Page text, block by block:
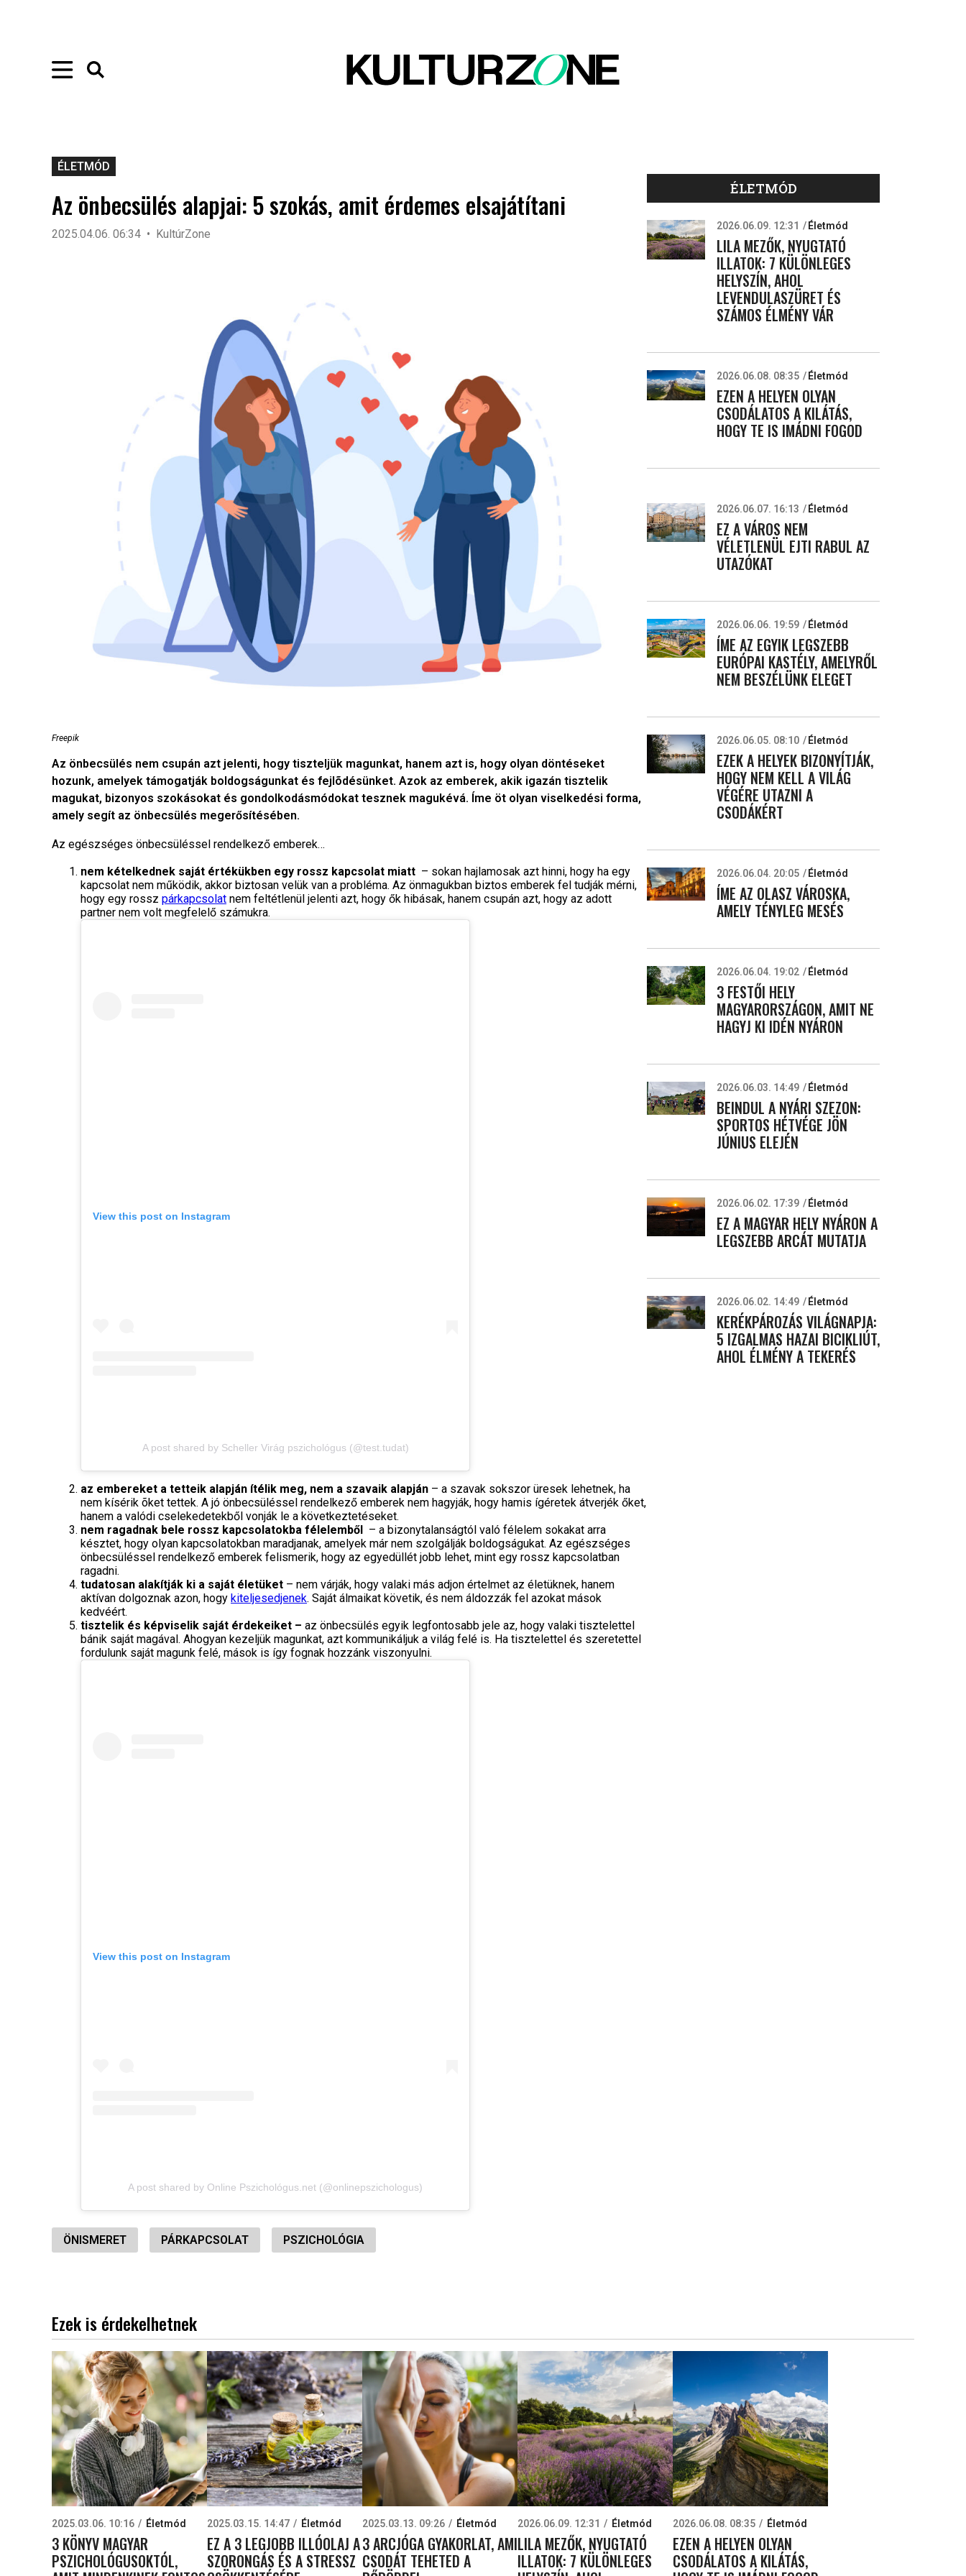
ÉLETMÓD
Az önbecsülés alapjai: 5 szokás, amit érdemes elsajátítani
2025.04.06. 06:34 KultúrZone
Freepik
Az önbecsülés nem csupán azt jelenti, hogy tiszteljük magunkat, hanem azt is, hogy olyan döntéseket
hozunk, amelyek támogatják boldogságunkat és fejlõdésünket. Azok az emberek, akik igazán tisztelik
magukat, bizonyos szokásokat és gondolkodásmódokat tesznek magukévá. Íme öt olyan viselkedési forma,
amely segít az önbecsülés megerősítésében.
Az egészséges önbecsüléssel rendelkező emberek…
nem kételkednek saját értékükben egy rossz kapcsolat miatt – sokan hajlamosak azt hinni, hogy ha egy
kapcsolat nem működik, akkor biztosan velük van a probléma. Az önmagukban biztos emberek fel tudják mérni,
hogy egy rossz párkapcsolat nem feltétlenül jelenti azt, hogy ők hibásak, hanem csupán azt, hogy az adott
partner nem volt megfelelő számukra.
View this post on Instagram
A post shared by Scheller Virág pszichológus (@test.tudat)
az embereket a tetteik alapján ítélik meg, nem a szavaik alapján – a szavak sokszor üresek lehetnek, ha
nem kísérik õket tettek. A jó önbecsüléssel rendelkező emberek nem hagyják, hogy hamis ígéretek átverjék őket,
hanem a valódi cselekedetekből vonják le a következtetéseket.
nem ragadnak bele rossz kapcsolatokba félelemből – a bizonytalanságtól való félelem sokakat arra
késztet, hogy olyan kapcsolatokban maradjanak, amelyek már nem szolgálják boldogságukat. Az egészséges
önbecsüléssel rendelkező emberek felismerik, hogy az egyedüllét jobb lehet, mint egy rossz kapcsolatban
ragadni.
tudatosan alakítják ki a saját életüket – nem várják, hogy valaki más adjon értelmet az életüknek, hanem
aktívan dolgoznak azon, hogy kiteljesedjenek. Saját álmaikat követik, és nem áldozzák fel azokat mások
kedvéért.
tisztelik és képviselik saját érdekeiket – az önbecsülés egyik legfontosabb jele az, hogy valaki tisztelettel
bánik saját magával. Ahogyan kezeljük magunkat, azt kommunikáljuk a világ felé is. Ha tisztelettel és szeretettel
fordulunk saját magunk felé, mások is így fognak hozzánk viszonyulni.
View this post on Instagram
A post shared by Online Pszichológus.net (@onlinepszichologus)
ÖNISMERET PÁRKAPCSOLAT PSZICHOLÓGIA
ÉLETMÓD
2026.06.09. 12:31 Életmód
LILA MEZŐK, NYUGTATÓ
ILLATOK: 7 KÜLÖNLEGES
HELYSZÍN, AHOL
LEVENDULASZÜRET ÉS
SZÁMOS ÉLMÉNY VÁR
2026.06.08. 08:35 Életmód
EZEN A HELYEN OLYAN
CSODÁLATOS A KILÁTÁS,
HOGY TE IS IMÁDNI FOGOD
2026.06.07. 16:13 Életmód
EZ A VÁROS NEM
VÉLETLENÜL EJTI RABUL AZ
UTAZÓKAT
2026.06.06. 19:59 Életmód
ÍME AZ EGYIK LEGSZEBB
EURÓPAI KASTÉLY, AMELYRŐL
NEM BESZÉLÜNK ELEGET
2026.06.05. 08:10 Életmód
EZEK A HELYEK BIZONYÍTJÁK,
HOGY NEM KELL A VILÁG
VÉGÉRE UTAZNI A
CSODÁKÉRT
2026.06.04. 20:05 Életmód
ÍME AZ OLASZ VÁROSKA,
AMELY TÉNYLEG MESÉS
2026.06.04. 19:02 Életmód
3 FESTŐI HELY
MAGYARORSZÁGON, AMIT NE
HAGYJ KI IDÉN NYÁRON
2026.06.03. 14:49 Életmód
BEINDUL A NYÁRI SZEZON:
SPORTOS HÉTVÉGE JÖN
JÚNIUS ELEJÉN
2026.06.02. 17:39 Életmód
EZ A MAGYAR HELY NYÁRON A
LEGSZEBB ARCÁT MUTATJA
2026.06.02. 14:49 Életmód
KERÉKPÁROZÁS VILÁGNAPJA:
5 IZGALMAS HAZAI BICIKLIÚT,
AHOL ÉLMÉNY A TEKERÉS
Ezek is érdekelhetnek
2025.03.06. 10:16 Életmód
3 KÖNYV MAGYAR
PSZICHOLÓGUSOKTÓL,
2025.03.15. 14:47 Életmód
EZ A 3 LEGJOBB ILLÓOLAJ A
SZORONGÁS ÉS A STRESSZ
2025.03.13. 09:26 Életmód
3 ARCJÓGA GYAKORLAT, AMI
CSODÁT TEHETED A
2026.06.09. 12:31 Életmód
LILA MEZŐK, NYUGTATÓ
ILLATOK: 7 KÜLÖNLEGES
2026.06.08. 08:35 Életmód
EZEN A HELYEN OLYAN
CSODÁLATOS A KILÁTÁS,